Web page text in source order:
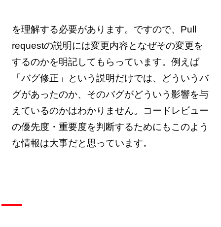
を理解する必要があります。ですので、Pull
requestの説明には変更内容となぜその変更を
するのかを明記してもらっています。例えば
「バグ修正」という説明だけでは、どういうバ
グがあったのか、そのバグがどういう影響を与
えているのかはわかりません。コードレビュー
の優先度・重要度を判断するためにもこのよう
な情報は大事だと思っています。